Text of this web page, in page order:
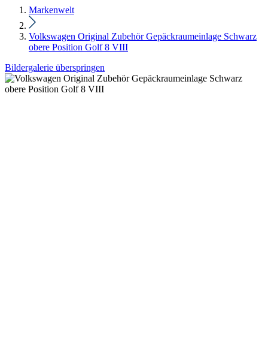
Markenwelt
Volkswagen Original Zubehör Gepäckraumeinlage Schwarz
obere Position Golf 8 VIII
Bildergalerie überspringen